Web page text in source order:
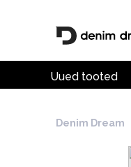
Uued tooted
Denim Dream